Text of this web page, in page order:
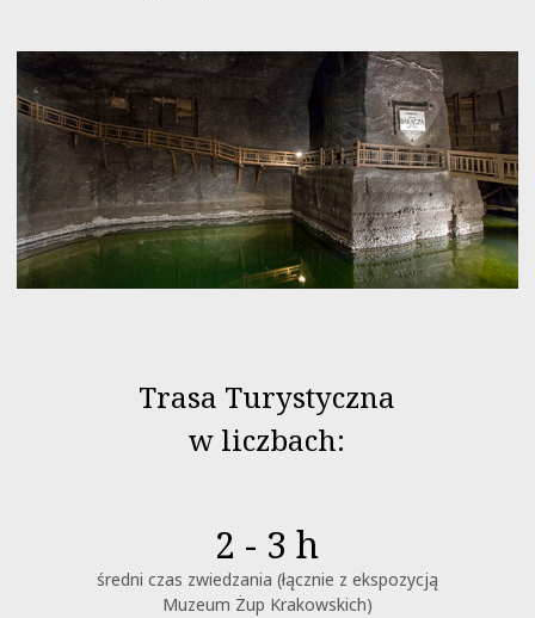
Trasa Turystyczna
w liczbach:
2 - 3 h
średni czas zwiedzania (łącznie z ekspozycją
Muzeum Żup Krakowskich)